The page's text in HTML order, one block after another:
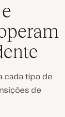
cada tipo de
de